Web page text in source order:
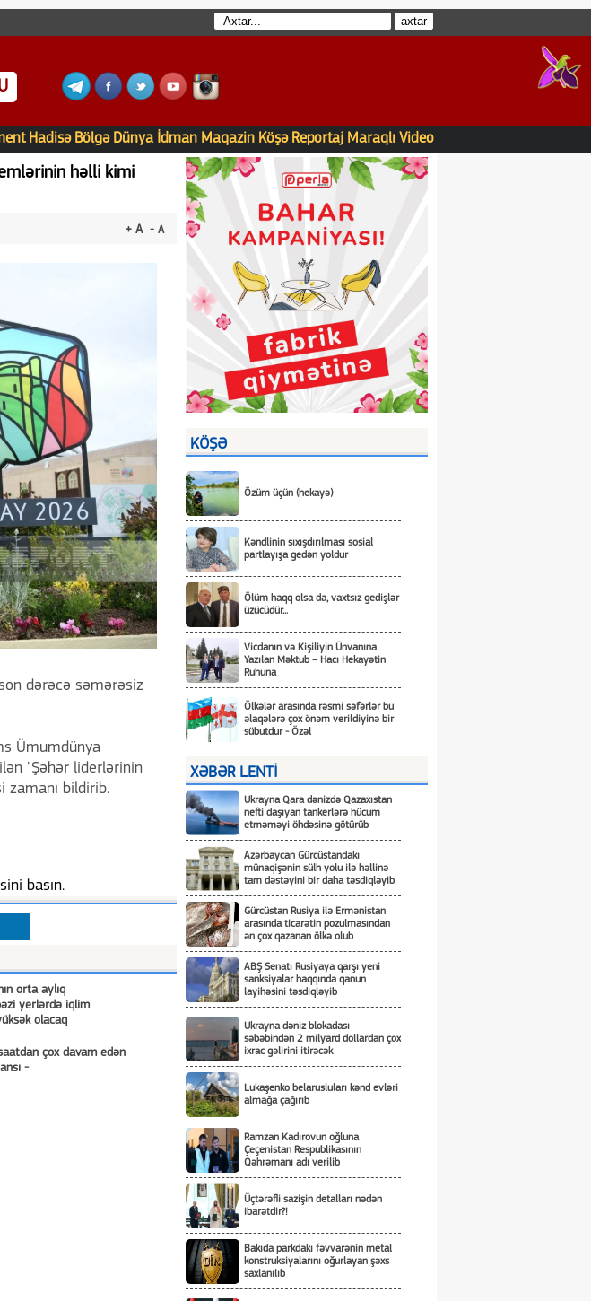
Hadisə Bölgə Dünya İdman Maqazin Köşə Reportaj Maraqlı Video
həlli kimi
+ A - A
dərəcə səmərəsiz
Ümumdünya
"Şəhər liderlərinin
zamanı bildirib.
basın.
orta aylıq
yerlərdə iqlim
olacaq
çox davam edən
-
KÖŞƏ
Özüm üçün (hekayə)
Kəndlinin sıxışdırılması sosial
partlayışa gedən yoldur
Ölüm haqq olsa da, vaxtsız gedişlər
üzücüdür...
Vicdanın və Kişiliyin Ünvanına
Yazılan Məktub – Hacı Hekayətin
Ruhuna
Ölkələr arasında rəsmi səfərlər bu
əlaqələrə çox önəm verildiyinə bir
sübutdur - Özəl
XƏBƏR LENTİ
Ukrayna Qara dənizdə Qazaxıstan
nefti daşıyan tankerlərə hücum
etməməyi öhdəsinə götürüb
Azərbaycan Gürcüstandakı
münaqişənin sülh yolu ilə həllinə
tam dəstəyini bir daha təsdiqləyib
Gürcüstan Rusiya ilə Ermənistan
arasında ticarətin pozulmasından
ən çox qazanan ölkə olub
ABŞ Senatı Rusiyaya qarşı yeni
sanksiyalar haqqında qanun
layihəsini təsdiqləyib
Ukrayna dəniz blokadası
səbəbindən 2 milyard dollardan çox
ixrac gəlirini itirəcək
Lukaşenko belarusluları kənd evləri
almağa çağırıb
Ramzan Kadırovun oğluna
Çeçenistan Respublikasının
Qəhrəmanı adı verilib
Üçtərəfli sazişin detalları nədən
ibarətdir?!
Bakıda parkdakı fəvvarənin metal
konstruksiyalarını oğurlayan şəxs
saxlanılıb